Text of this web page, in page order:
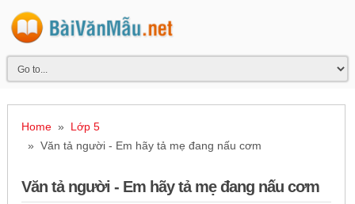
Home» Lớp 5
» Văn tả người - Em hãy tả mẹ đang nấu cơm
Văn tả người - Em hãy tả mẹ đang nấu cơm